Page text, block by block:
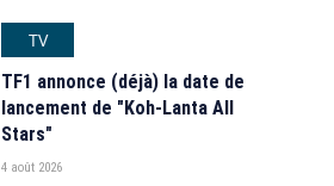
TV
TF1 annonce (déjà) la date de
lancement de "Koh-Lanta All
Stars"
4 août 2026